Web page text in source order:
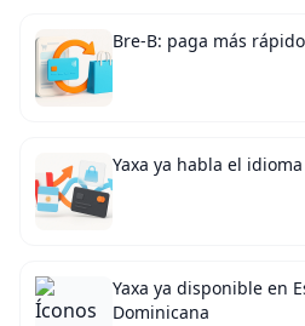
Bre-B: paga más
Yaxa ya habla el
Yaxa ya disponible en
Dominicana